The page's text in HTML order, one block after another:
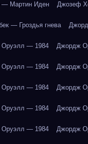
— Мартин Иден Джозеф
— Гроздья гнева
— 1984 Джордж
— 1984 Джордж
— 1984 Джордж
— 1984 Джордж
— 1984 Джордж